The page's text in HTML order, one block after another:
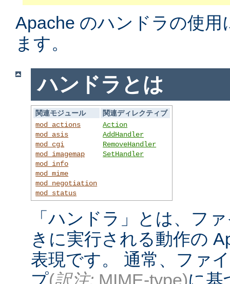
Apache のハンドラの使
ます。
ハンドラとは
関連モジュール
関連ディレクティブ
mod_actions
mod_asis
mod_cgi
mod_imagemap
mod_info
mod_mime
mod_negotiation
mod_status
Action
AddHandler
RemoveHandler
SetHandler
「ハンドラ」とは、フ
きに実行される動作の
表現です。 通常、ファ
プ(訳注: MIME-type)に基